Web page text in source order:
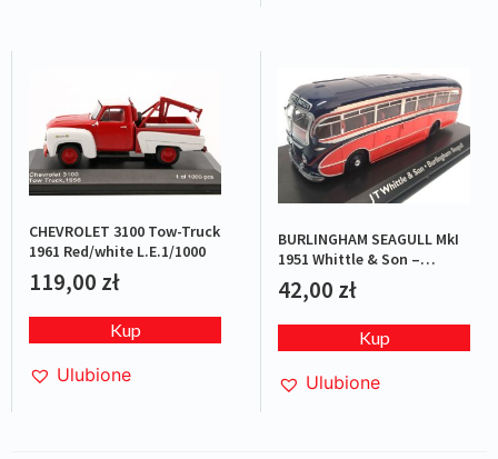
CHEVROLET 3100 Tow-Truck
1961 Red/white L.E.1/1000
119,00 zł
Kup
Ulubione
BURLINGHAM SEAGULL MkI
1951 Whittle & Son –
Red/Blue
42,00 zł
Kup
Ulubione